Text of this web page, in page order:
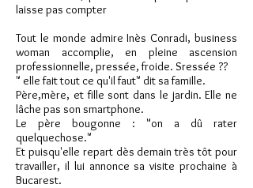
laisse pas compter
Tout le monde admire Inès Conradi, business
woman accomplie, en pleine ascension
professionnelle, pressée, froide. Sressée ??
" elle fait tout ce qu'il faut" dit sa famille.
Père,mère, et fille sont dans le jardin. Elle ne
lâche pas son smartphone.
Le père bougonne : "on a dû rater
quelquechose."
Et puisqu'elle repart dès demain très tôt pour
travailler, il lui annonce sa visite prochaine à
Bucarest.